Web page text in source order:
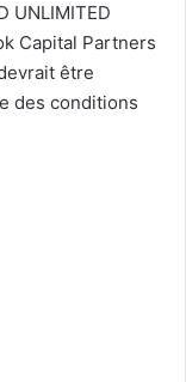
UNLIMITED
Capital Partners
être
des conditions